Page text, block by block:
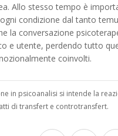
Allo stesso tempo è
condizione dal tanto
la conversazione
e utente, perdendo tutto
coinvolti.
in psicoanalisi si intende la
di transfert e controtransfert.